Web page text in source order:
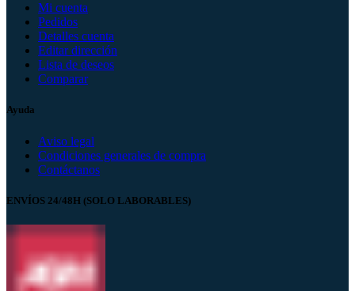
Mi cuenta
Pedidos
Detalles cuenta
Editar dirección
Lista de deseos
Comparar
Ayuda
Aviso legal
Condiciones generales de compra
Contáctanos
ENVÍOS 24/48H (SOLO LABORABLES)